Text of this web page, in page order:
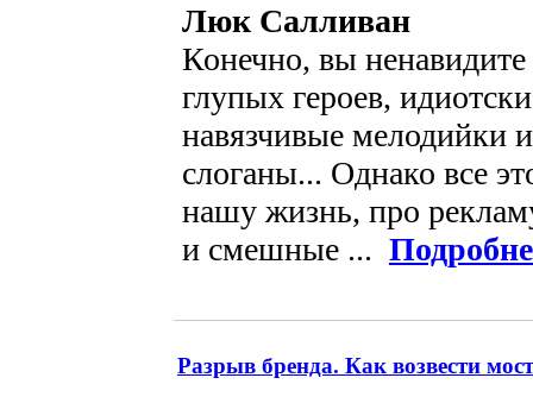
Люк Салливан
Конечно, вы
глупых героев,
навязчивые мелодийки
слоганы... Однако все
нашу жизнь, про
и смешные ...
Разрыв бренда. Как возвести